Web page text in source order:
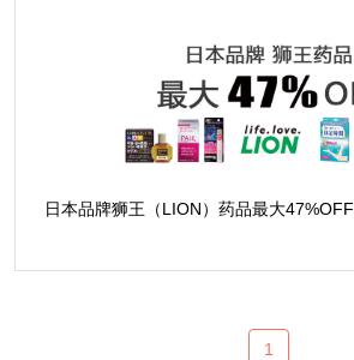
日本品牌狮王（LION）药品最大47%OFF
1